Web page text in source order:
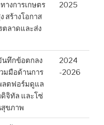
างการเกษตร
สร้างโอกาส
ตลาดและส่ง
2025
นทึกข้อตกลง
มมือด้านการ
ลตฟอร์มดูแล
จิทัล และโซ่
ขภาพ
2024
-2026